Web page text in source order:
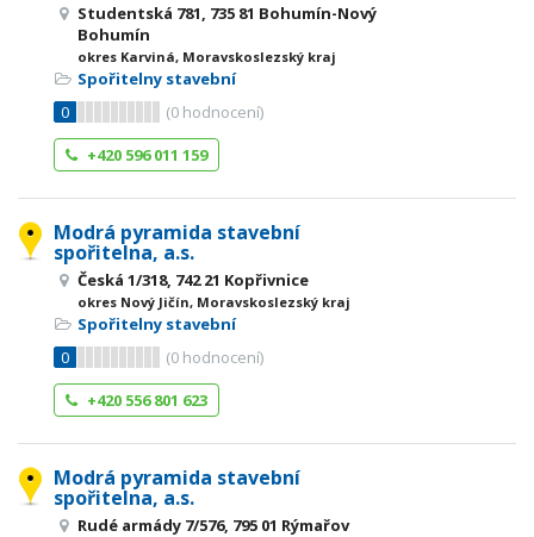
Studentská 781, 735 81 Bohumín-Nový
Bohumín
okres Karviná, Moravskoslezský kraj
Spořitelny stavební
0
(0 hodnocení)
+420 596 011 159
Modrá pyramida stavební
spořitelna, a.s.
Česká 1/318, 742 21 Kopřivnice
okres Nový Jičín, Moravskoslezský kraj
Spořitelny stavební
0
(0 hodnocení)
+420 556 801 623
Modrá pyramida stavební
spořitelna, a.s.
Rudé armády 7/576, 795 01 Rýmařov